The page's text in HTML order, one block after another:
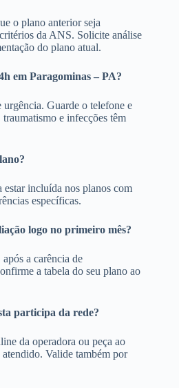
o plano anterior seja
da ANS. Solicite análise
do plano atual.
em Paragominas – PA?
Guarde o telefone e
e infecções têm
incluída nos planos com
específicas.
logo no primeiro mês?
a carência de
a tabela do seu plano ao
participa da rede?
da operadora ou peça ao
Valide também por